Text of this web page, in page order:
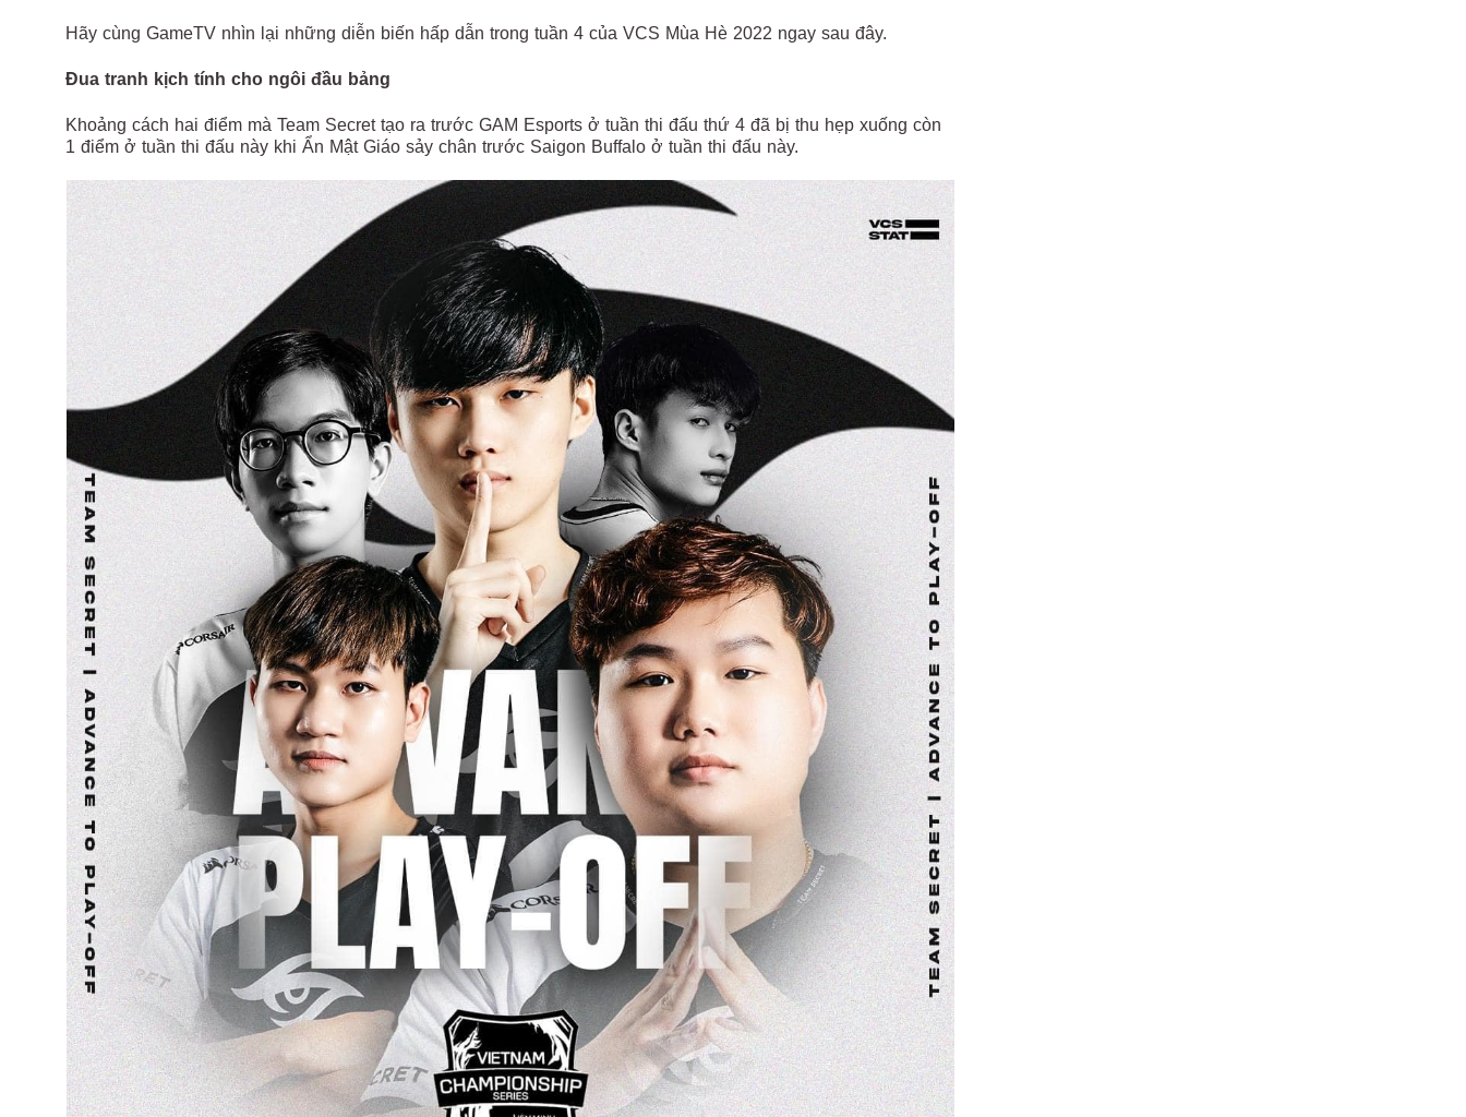
Hãy cùng GameTV nhìn lại những diễn biến hấp dẫn trong tuần 4 của VCS Mùa Hè 2022 ngay sau đây.
Đua tranh kịch tính cho ngôi đầu bảng
Khoảng cách hai điểm mà Team Secret tạo ra trước GAM Esports ở tuần thi đấu thứ 4 đã bị thu hẹp xuống còn
1 điểm ở tuần thi đấu này khi Ẩn Mật Giáo sảy chân trước Saigon Buffalo ở tuần thi đấu này.